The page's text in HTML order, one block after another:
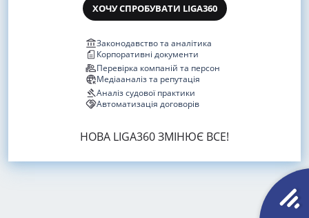
ХОЧУ СПРОБУВАТИ LIGA360
Законодавство та аналітика
Корпоративні документи
Перевірка компаній та персон
Медіааналіз та репутація
Аналіз судової практики
Автоматизація договорів
НОВА LIGA360 ЗМІНЮЄ ВСЕ!